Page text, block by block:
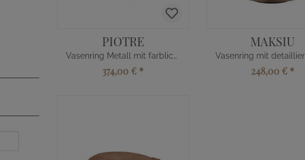
PIOTRE
Vasenring Metall mit farblichem Element
374,00 € *
MAKSIU
248,00 € *